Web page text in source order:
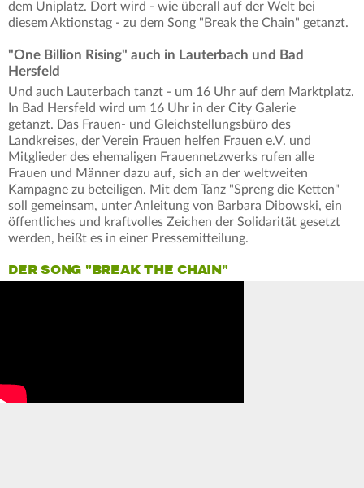
dem Uniplatz. Dort wird - wie überall auf der Welt bei
diesem Aktionstag - zu dem Song "Break the Chain" getanzt.
"One Billion Rising" auch in Lauterbach und Bad
Hersfeld
Und auch Lauterbach tanzt - um 16 Uhr auf dem Marktplatz.
In Bad Hersfeld wird um 16 Uhr in der City Galerie
getanzt. Das Frauen- und Gleichstellungsbüro des
Landkreises, der Verein Frauen helfen Frauen e.V. und
Mitglieder des ehemaligen Frauennetzwerks rufen alle
Frauen und Männer dazu auf, sich an der weltweiten
Kampagne zu beteiligen. Mit dem Tanz "Spreng die Ketten"
soll gemeinsam, unter Anleitung von Barbara Dibowski, ein
öffentliches und kraftvolles Zeichen der Solidarität gesetzt
werden, heißt es in einer Pressemitteilung.
DER SONG "BREAK THE CHAIN"